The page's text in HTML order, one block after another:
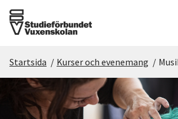
Det här gör vi
För dig som
Startsida / Kurser och evenemang /